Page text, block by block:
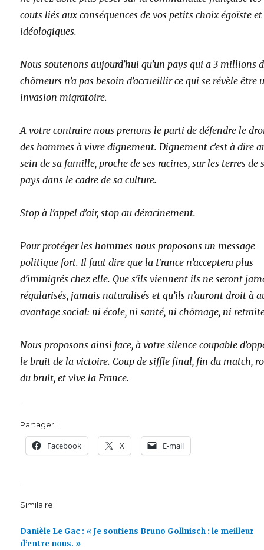
couts liés aux conséquences de vos petits choix égoïste et
idéologiques.
Nous soutenons aujourd’hui qu’un pays qui a 3 millions
chômeurs n’a pas besoin d’accueillir ce qui se révèle être
invasion migratoire.
A votre contraire nous prenons le parti de défendre le
des hommes à vivre dignement. Dignement c’est à dire
sein de sa famille, proche de ses racines, sur les terres de
pays dans le cadre de sa culture.
Stop à l’appel d’air, stop au déracinement.
Pour protéger les hommes nous proposons un message
politique fort. Il faut dire que la France n’acceptera plus
d’immigrés chez elle. Que s’ils viennent ils ne seront
régularisés, jamais naturalisés et qu’ils n’auront droit à
avantage social: ni école, ni santé, ni chômage, ni
Nous proposons ainsi face, à votre silence coupable
le bruit de la victoire. Coup de siffle final, fin du match,
du bruit, et vive la France.
Partager :
Facebook X E-mail
Similaire
Danièle Le Gac : « Je soutiens Bruno Gollnisch : le meilleur
d’entre nous. »